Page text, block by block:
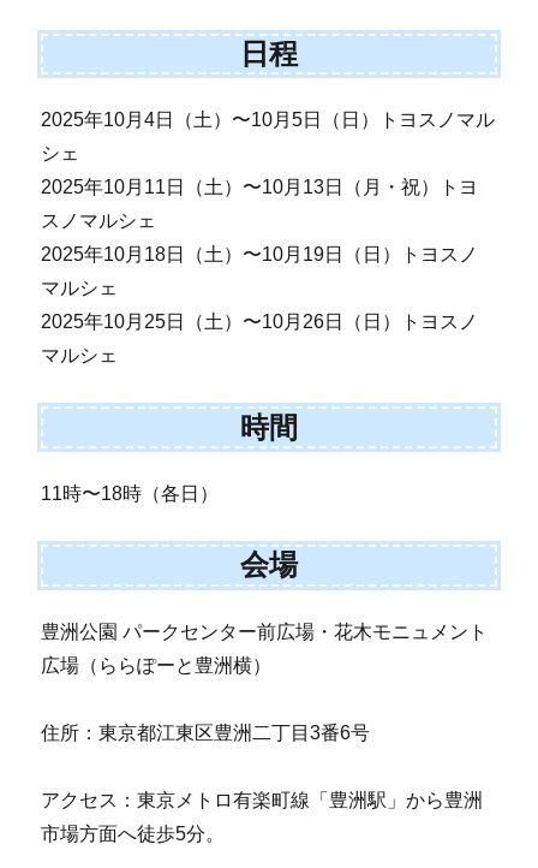
日程
2025年10月4日（土）〜10月5日（日）トヨスノマル
シェ
2025年10月11日（土）〜10月13日（月・祝）トヨ
スノマルシェ
2025年10月18日（土）〜10月19日（日）トヨスノ
マルシェ
2025年10月25日（土）〜10月26日（日）トヨスノ
マルシェ
時間
11時〜18時（各日）
会場
豊洲公園 パークセンター前広場・花木モニュメント
広場（ららぽーと豊洲横）
住所：東京都江東区豊洲二丁目3番6号
アクセス：東京メトロ有楽町線「豊洲駅」から豊洲
市場方面へ徒歩5分。